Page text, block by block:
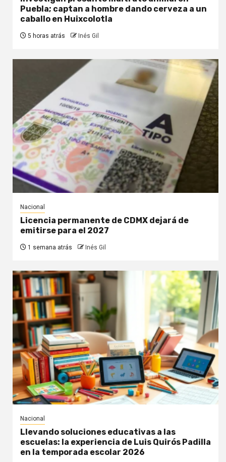
Puebla; captan a hombre dando cerveza a un
caballo en Huixcolotla
5 horas atrás Inés Gil
Nacional
Licencia permanente de CDMX dejará de
emitirse para el 2027
1 semana atrás Inés Gil
Nacional
Llevando soluciones educativas a las
escuelas: la experiencia de Luis Quirós Padilla
en la temporada escolar 2026